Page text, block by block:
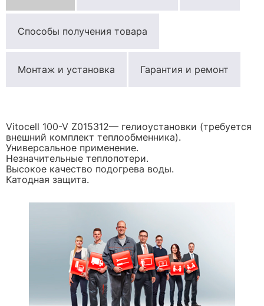
Способы получения товара
Монтаж и установка Гарантия и ремонт
Vitocell 100-V Z015312— гелиоустановки (требуется
внешний комплект теплообменника).
Универсальное применение.
Незначительные теплопотери.
Высокое качество подогрева воды.
Катодная защита.